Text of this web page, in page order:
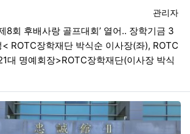
등록자
관리자
8회 후배사랑 골프대회’ 열어.. 장학기금 3
ROTC장학재단 박식순 이사장(좌), ROTC
대 명예회장>ROTC장학재단(이사장 박식